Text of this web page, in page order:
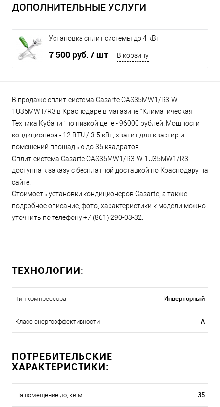
ДОПОЛНИТЕЛЬНЫЕ УСЛУГИ
Установка сплит системы до 4 кВт
7 500 руб. / шт В корзину
В продаже сплит-система Casarte CAS35MW1/R3-W
1U35MW1/R3 в Краснодаре в магазине “Климатическая
Техника Кубани” по низкой цене - 96000 рублей. Мощности
кондиционера - 12 BTU / 3.5 кВт, хватит для квартир и
помещений площадью до 35 квадратов.
Сплит-система Casarte CAS35MW1/R3-W 1U35MW1/R3
доступна к заказу с бесплатной доставкой по Краснодару на
сайте.
Стоимость установки кондиционеров Casarte, а также
подробное описание, фото, характеристики к модели можно
уточнить по телефону +7 (861) 290-03-32.
ТЕХНОЛОГИИ:
Тип компрессора Инверторный
Класс энергоэффективности A
ПОТРЕБИТЕЛЬСКИЕ
ХАРАКТЕРИСТИКИ:
На помещение до, кв.м 35